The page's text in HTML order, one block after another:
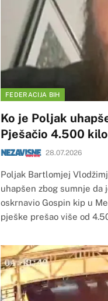
FEDERACIJA BIH
Ko je Poljak
Pješačio 4.500
28.07.2026
Poljak Bartlomjej
uhapšen zbog sumnje da
oskrnavio Gospin kip u
pješke prešao više od